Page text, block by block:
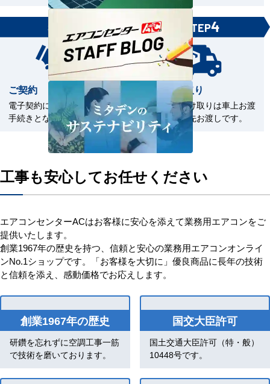
STEP
ご契約
電子契約による契約締結のお
手続きとなります。
STEP4
商品の受取り
商品のお受け取りは車上お渡
しまたは軒先お渡しです。
工事も安心してお任せください
エアコンセンターACはお客様に安心を添えて業務用エアコンをご
提供いたします。
創業1967年の歴史を持つ、信頼と安心の業務用エアコンオンライ
ンNo.1ショップです。「お客様を大切に」優良商品に長年の技術
と信頼を添え、感動価格でお応えします。
創業1967年の歴史
研鑽を忘れずに空調工事一筋
で技術を磨いております。
国交大臣許可
国土交通大臣許可（特・般）
10448号です。